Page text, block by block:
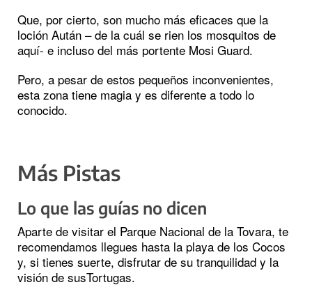
Que, por cierto, son mucho más eficaces que la
loción Aután – de la cuál se rien los mosquitos de
aquí- e incluso del más portente Mosi Guard.
Pero, a pesar de estos pequeños inconvenientes,
esta zona tiene magia y es diferente a todo lo
conocido.
Más Pistas
Lo que las guías no dicen
Aparte de visitar el Parque Nacional de la Tovara, te
recomendamos llegues hasta la playa de los Cocos
y, si tienes suerte, disfrutar de su tranquilidad y la
visión de susTortugas.